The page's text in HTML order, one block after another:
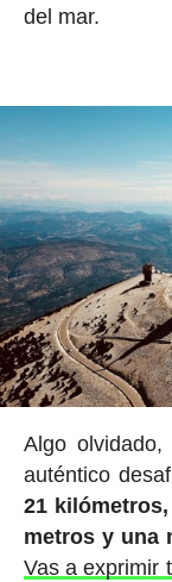
del mar.
Algo
auténtico
21
metros y una
Vas a exprimir